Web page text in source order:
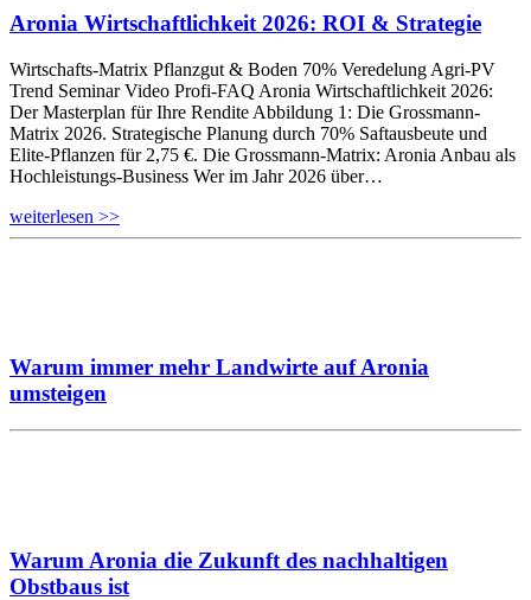
Aronia Wirtschaftlichkeit 2026: ROI & Strategie
Wirtschafts-Matrix Pflanzgut & Boden 70% Veredelung Agri-PV
Trend Seminar Video Profi-FAQ Aronia Wirtschaftlichkeit 2026:
Der Masterplan für Ihre Rendite Abbildung 1: Die Grossmann-
Matrix 2026. Strategische Planung durch 70% Saftausbeute und
Elite-Pflanzen für 2,75 €. Die Grossmann-Matrix: Aronia Anbau als
Hochleistungs-Business Wer im Jahr 2026 über…
weiterlesen >>
Warum immer mehr Landwirte auf Aronia
umsteigen
Warum Aronia die Zukunft des nachhaltigen
Obstbaus ist